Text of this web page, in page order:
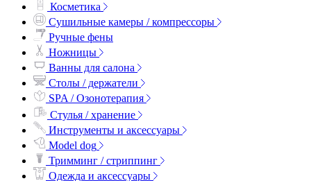
Косметика
Сушильные камеры / компрессоры
Ручные фены
Ножницы
Ванны для салона
Столы / держатели
SPA / Озонотерапия
Стулья / хранение
Инструменты и аксессуары
Model dog
Тримминг / стриппинг
Одежда и аксессуары